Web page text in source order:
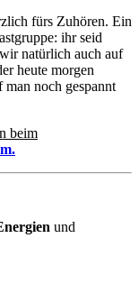
fürs Zuhören. Ein
ihr seid
natürlich auch auf
heute morgen
noch gespannt
beim
und